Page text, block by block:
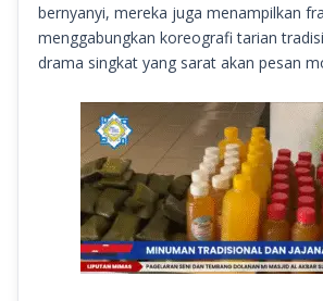
bernyanyi, mereka juga menampilkan
menggabungkan koreografi tarian
drama singkat yang sarat akan pesan